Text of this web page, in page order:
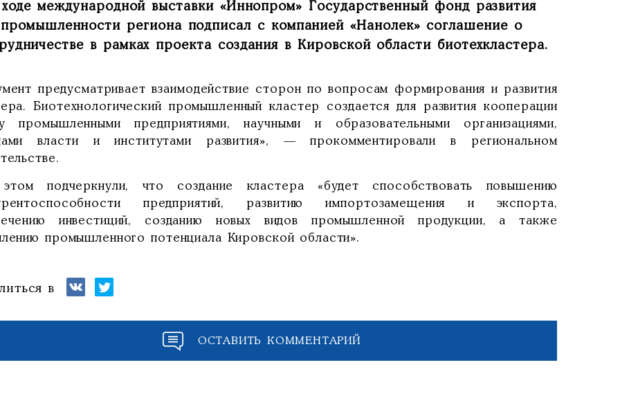
международной выставки «Иннопром» Государственный фонд развития
промышленности региона подписал с компанией «Нанолек» соглашение о
в рамках проекта создания в Кировской области биотехкластера.
предусматривает взаимодействие сторон по вопросам формирования и развития
Биотехнологический промышленный кластер создается для развития кооперации
промышленными предприятиями, научными и образовательными организациями,
власти и институтами развития», — прокомментировали в региональном
подчеркнули, что создание кластера «будет способствовать повышению
предприятий, развитию импортозамещения и экспорта,
инвестиций, созданию новых видов промышленной продукции, а также
промышленного потенциала Кировской области».
в
ОСТАВИТЬ КОММЕНТАРИЙ